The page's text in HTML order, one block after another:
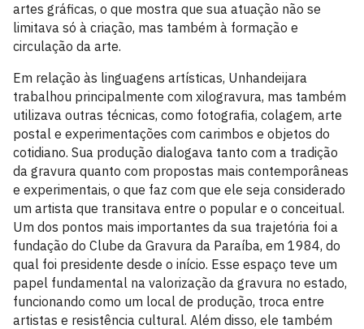
artes gráficas, o que mostra que sua atuação não se
limitava só à criação, mas também à formação e
circulação da arte.
Em relação às linguagens artísticas, Unhandeijara
trabalhou principalmente com xilogravura, mas também
utilizava outras técnicas, como fotografia, colagem, arte
postal e experimentações com carimbos e objetos do
cotidiano. Sua produção dialogava tanto com a tradição
da gravura quanto com propostas mais contemporâneas
e experimentais, o que faz com que ele seja considerado
um artista que transitava entre o popular e o conceitual.
Um dos pontos mais importantes da sua trajetória foi a
fundação do Clube da Gravura da Paraíba, em 1984, do
qual foi presidente desde o início. Esse espaço teve um
papel fundamental na valorização da gravura no estado,
funcionando como um local de produção, troca entre
artistas e resistência cultural. Além disso, ele também